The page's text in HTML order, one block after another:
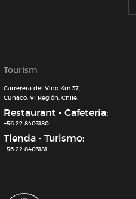
Tourism
Carretera del Vino Km 37,
Cunaco, VI Región, Chile.
Restaurant - Cafetería:
+56 22 8403180
Tienda - Turismo:
+56 22 8403181